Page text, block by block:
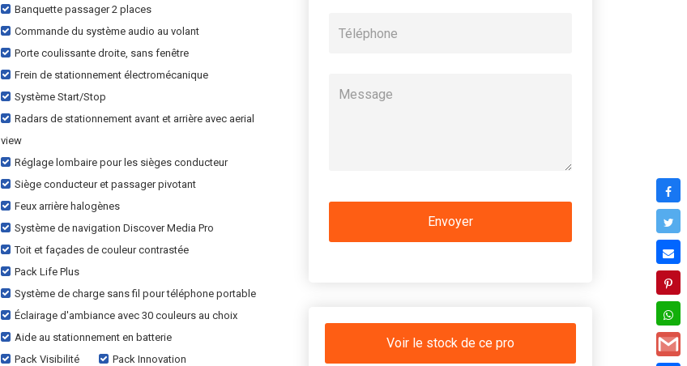
Banquette passager 2 places
Commande du système audio au volant
Porte coulissante droite, sans fenêtre
Frein de stationnement électromécanique
Système Start/Stop
Radars de stationnement avant et arrière avec aerial
view
Réglage lombaire pour les sièges conducteur
Siège conducteur et passager pivotant
Feux arrière halogènes
Système de navigation Discover Media Pro
Toit et façades de couleur contrastée
Pack Life Plus
Système de charge sans fil pour téléphone portable
Éclairage d'ambiance avec 30 couleurs au choix
Aide au stationnement en batterie
Pack Visibilité
Pack Innovation
Voir le stock de ce pro